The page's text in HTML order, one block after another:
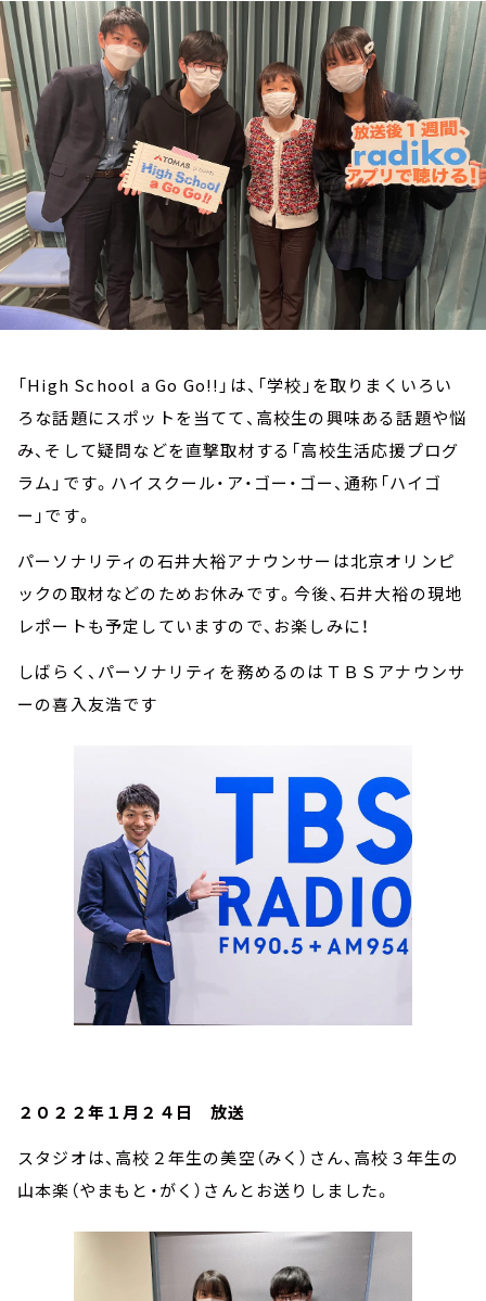
「High School a Go Go!!」は、「学校」を取りまくいろい
ろな話題にスポットを当てて、高校生の興味ある話題や悩
み、そして疑問などを直撃取材する「高校生活応援プログ
ラム」です。ハイスクール・ア・ゴー・ゴー、通称「ハイゴ
ー」です。
パーソナリティの石井大裕アナウンサーは北京オリンピ
ックの取材などのためお休みです。今後、石井大裕の現地
レポートも予定していますので、お楽しみに！
しばらく、パーソナリティを務めるのはＴＢＳアナウンサ
ーの喜入友浩です
２０２２年１月２４日 放送
スタジオは、高校２年生の美空（みく）さん、高校３年生の
山本楽（やまもと・がく）さんとお送りしました。